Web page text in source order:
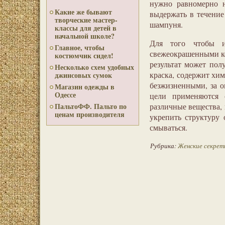
Какие же бывают
творческие мастер-
классы для детей в
начальной школе?
Главное, чтобы
костюмчик сидел!
Несколько схем удобных
джинсовых сумок
Магазин одежды в
Одессе
ПальтоФФ. Пальто по
ценам производителя
нужно равномерно
выдержать в
шампуня.
Для того чтобы
свежеокрашенными
результат может
краска, содержит
безжизненными, за
цели применяются
различные
укрепить
смываться.
Рубрика:Женские